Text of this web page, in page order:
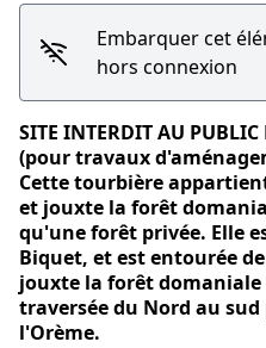
Embarquer cet
hors connexion
SITE INTERDIT AU
(pour travaux
Cette tourbière
et jouxte la forêt
qu'une forêt privée. Elle
Biquet, et est entourée
jouxte la forêt domaniale
traversée du Nord au
l'Orème.